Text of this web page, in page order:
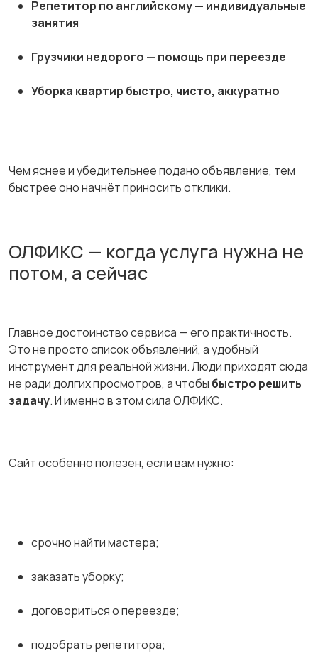
Репетитор по английскому — индивидуальные
занятия
Грузчики недорого — помощь при переезде
Уборка квартир быстро, чисто, аккуратно
Чем яснее и убедительнее подано объявление, тем
быстрее оно начнёт приносить отклики.
ОЛФИКС — когда услуга нужна не
потом, а сейчас
Главное достоинство сервиса — его практичность.
Это не просто список объявлений, а удобный
инструмент для реальной жизни. Люди приходят сюда
не ради долгих просмотров, а чтобы быстро решить
задачу. И именно в этом сила ОЛФИКС.
Сайт особенно полезен, если вам нужно:
срочно найти мастера;
заказать уборку;
договориться о переезде;
подобрать репетитора;